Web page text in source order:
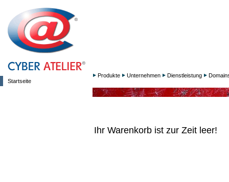
Startseite
Produkte Unternehmen Dienstleistung
Ihr Warenkorb ist zur Zeit leer!